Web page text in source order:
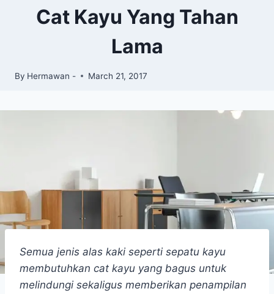
Cat Kayu Yang Tahan
Lama
By Hermawan - March 21, 2017
Semua jenis alas kaki seperti sepatu kayu
membutuhkan cat kayu yang bagus untuk
melindungi sekaligus memberikan penampilan